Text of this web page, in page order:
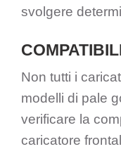
svolgere
Non tutti i
modelli di pale
verificare la
caricatore